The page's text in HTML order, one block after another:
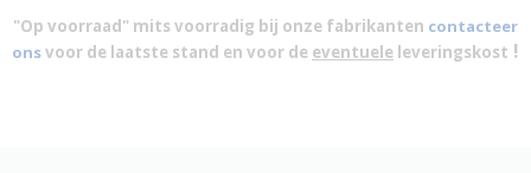
"Op voorraad" mits voorradig bij onze fabrikanten contacteer
onsvoor de laatste stand en voor de eventuele leveringskost !